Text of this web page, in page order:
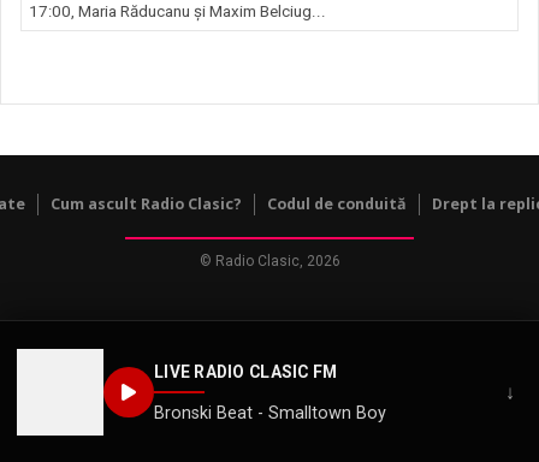
LIVE RADIO CLASIC FM
Bronski Beat - Smalltown Boy
↓
17:00, Maria Răducanu și Maxim Belciug...
Cum ascult Radio Clasic? Codul de conduită Drept la
© Radio Clasic, 2026